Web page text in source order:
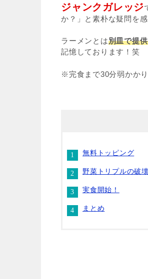
ジャンクガレッジ
か？」と素朴な疑問を
ラーメンとは別皿で提
記憶しております！笑
※完食まで30分弱かかり
無料トッピング
野菜トリプルの破
実食開始！
まとめ